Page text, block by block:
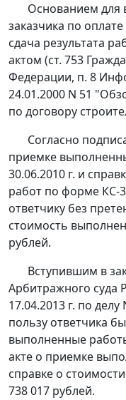
Основанием для
заказчика по
сдача результата
актом (ст. 753
Федерации, п. 8
24.01.2000 N 51
по договору
Согласно
приемке
30.06.2010 г. и
работ по форме КС-
ответчику без
стоимость
рублей.
Вступившим в
Арбитражного суда
17.04.2013 г. по
пользу ответчика
выполненные
акте о приемке
справке о
738 017 рублей.